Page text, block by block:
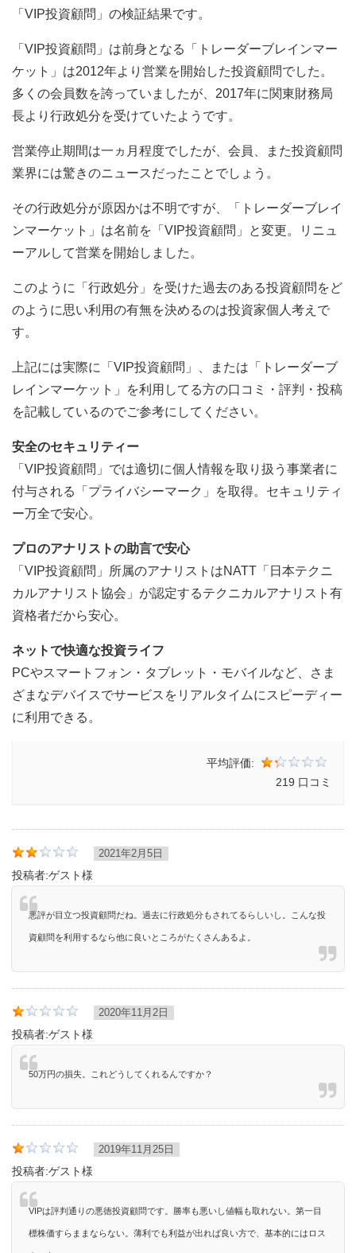
「VIP投資顧問」の検証結果です。
「VIP投資顧問」は前身となる「トレーダーブレインマー
ケット」は2012年より営業を開始した投資顧問でした。
多くの会員数を誇っていましたが、2017年に関東財務局
長より行政処分を受けていたようです。
営業停止期間は一ヵ月程度でしたが、会員、また投資顧問
業界には驚きのニュースだったことでしょう。
その行政処分が原因かは不明ですが、「トレーダーブレイ
ンマーケット」は名前を「VIP投資顧問」と変更。リニュ
ーアルして営業を開始しました。
このように「行政処分」を受けた過去のある投資顧問をど
のように思い利用の有無を決めるのは投資家個人考えで
す。
上記には実際に「VIP投資顧問」、または「トレーダーブ
レインマーケット」を利用してる方の口コミ・評判・投稿
を記載しているのでご参考にしてください。
安全のセキュリティー
「VIP投資顧問」では適切に個人情報を取り扱う事業者に
付与される「プライバシーマーク」を取得。セキュリティ
ー万全で安心。
プロのアナリストの助言で安心
「VIP投資顧問」所属のアナリストはNATT「日本テクニ
カルアナリスト協会」が認定するテクニカルアナリスト有
資格者だから安心。
ネットで快適な投資ライフ
PCやスマートフォン・タブレット・モバイルなど、さま
ざまなデバイスでサービスをリアルタイムにスピーディー
に利用できる。
平均評価:
219 口コミ
2021年2月5日
投稿者:ゲスト様
悪評が目立つ投資顧問だね。過去に行政処分もされてるらしいし。こんな投
資顧問を利用するなら他に良いところがたくさんあるよ。
2020年11月2日
投稿者:ゲスト様
50万円の損失。これどうしてくれるんですか？
2019年11月25日
投稿者:ゲスト様
VIPは評判通りの悪徳投資顧問です。勝率も悪いし値幅も取れない。第一目
標株価すらままならない。薄利でも利益が出れば良い方で、基本的にはロス